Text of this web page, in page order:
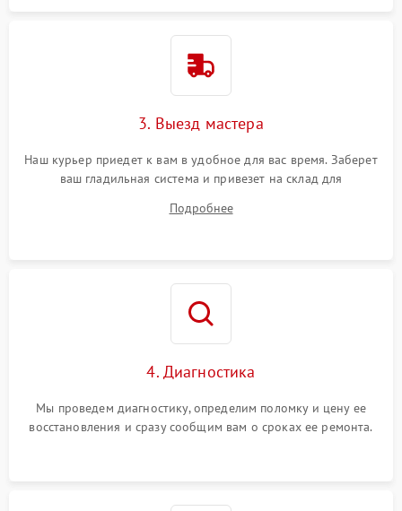
3. Выезд мастера
Наш курьер приедет к вам в удобное для вас время. Заберет
ваш гладильная система и привезет на склад для
Подробнее
4. Диагностика
Мы проведем диагностику, определим поломку и цену ее
восстановления и сразу сообщим вам о сроках ее ремонта.